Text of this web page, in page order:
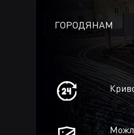
ГОРОДЯНАМ